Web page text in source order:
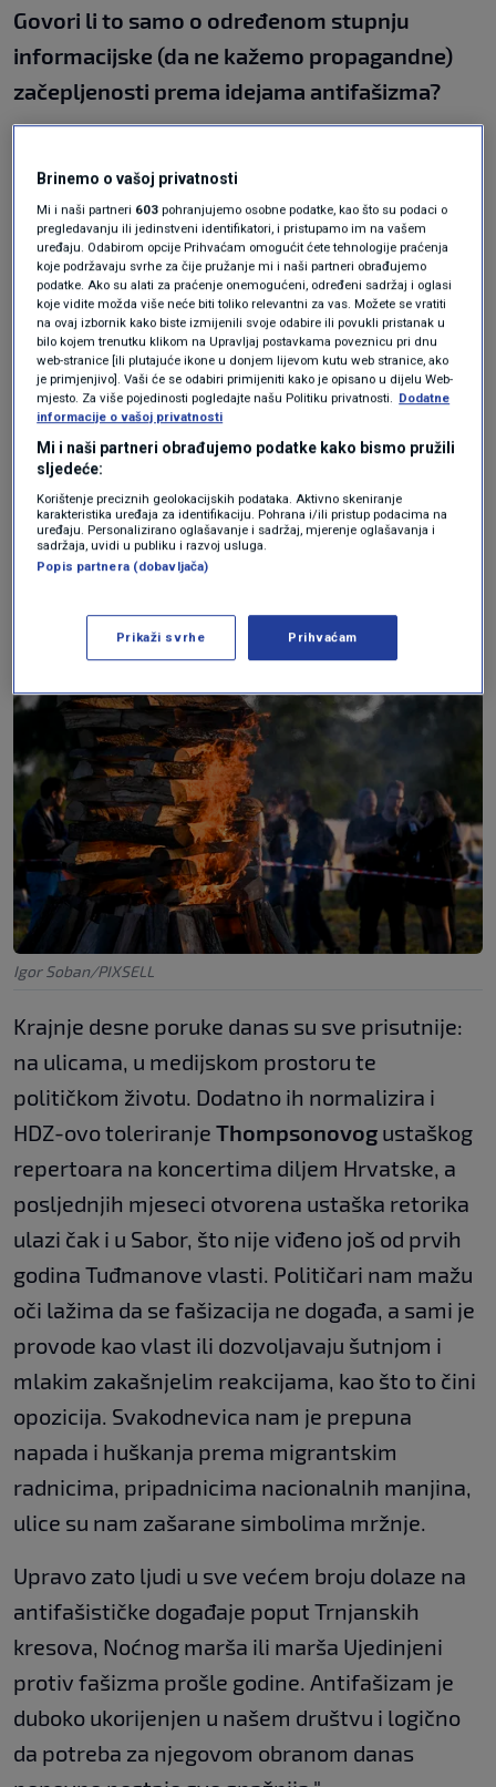
Govori li to samo o određenom stupnju
informacijske (da ne kažemo propagandne)
začepljenosti prema idejama antifašizma?
odgovor na fašizam, i na jačanje ekstremno
desnih politika u društvu poput rasizma i
isključivanja drugih i drugačijih. Stoga, ne čudi
da se sve više ljudi okuplja na Trnjanskim
kresovima, najmasovnijem antifašističkom
događaju u Zagrebu, pa i u samoj Hrvatskoj i
šire. Ljudi prepoznaju da su Trnjanski kresovi
centralna manifestacija u kojoj se
antifašističke tekovine Narodnooslobodilačke
borbe iz Drugog svjetskog rata mogu povezati
s današnjom borbom protiv fašizacije društva.
Prepoznaju ga kao mjesto slave, ali i otpora,
Igor Soban/PIXSELL
Krajnje desne poruke danas su sve prisutnije:
na ulicama, u medijskom prostoru te
političkom životu. Dodatno ih normalizira i
HDZ-ovo toleriranje Thompsonovog ustaškog
repertoara na koncertima diljem Hrvatske, a
posljednjih mjeseci otvorena ustaška retorika
ulazi čak i u Sabor, što nije viđeno još od prvih
godina Tuđmanove vlasti. Političari nam mažu
oči lažima da se fašizacija ne događa, a sami je
provode kao vlast ili dozvoljavaju šutnjom i
mlakim zakašnjelim reakcijama, kao što to čini
opozicija. Svakodnevica nam je prepuna
napada i huškanja prema migrantskim
radnicima, pripadnicima nacionalnih manjina,
ulice su nam zašarane simbolima mržnje.
Upravo zato ljudi u sve većem broju dolaze na
antifašističke događaje poput Trnjanskih
kresova, Noćnog marša ili marša Ujedinjeni
protiv fašizma prošle godine. Antifašizam je
duboko ukorijenjen u našem društvu i logično
da potreba za njegovom obranom danas
Brinemo o vašoj privatnosti
Mi i naši partneri 603 pohranjujemo osobne podatke, kao što su podaci o
pregledavanju ili jedinstveni identifikatori, i pristupamo im na vašem
uređaju. Odabirom opcije Prihvaćam omogućit ćete tehnologije praćenja
koje podržavaju svrhe za čije pružanje mi i naši partneri obrađujemo
podatke. Ako su alati za praćenje onemogućeni, određeni sadržaj i oglasi
koje vidite možda više neće biti toliko relevantni za vas. Možete se vratiti
na ovaj izbornik kako biste izmijenili svoje odabire ili povukli pristanak u
bilo kojem trenutku klikom na Upravljaj postavkama poveznicu pri dnu
web-stranice [ili plutajuće ikone u donjem lijevom kutu web stranice, ako
je primjenjivo]. Vaši će se odabiri primijeniti kako je opisano u dijelu Web-
mjesto. Za više pojedinosti pogledajte našu Politiku privatnosti. Dodatne
informacije o vašoj privatnosti
Mi i naši partneri obrađujemo podatke kako bismo pružili
sljedeće:
Korištenje preciznih geolokacijskih podataka. Aktivno skeniranje
karakteristika uređaja za identifikaciju. Pohrana i/ili pristup podacima na
uređaju. Personalizirano oglašavanje i sadržaj, mjerenje oglašavanja i
sadržaja, uvidi u publiku i razvoj usluga.
Popis partnera (dobavljača)
Prikaži svrhe Prihvaćam